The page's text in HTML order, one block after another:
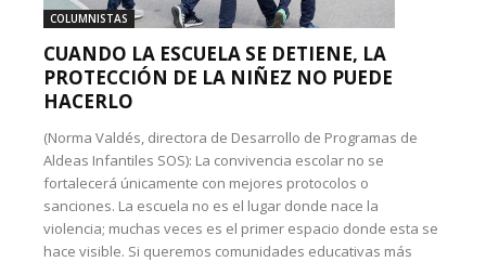
COLUMNISTAS
CUANDO LA ESCUELA SE DETIENE, LA
PROTECCIÓN DE LA NIÑEZ NO PUEDE
HACERLO
(Norma Valdés, directora de Desarrollo de Programas de
Aldeas Infantiles SOS): La convivencia escolar no se
fortalecerá únicamente con mejores protocolos o
sanciones. La escuela no es el lugar donde nace la
violencia; muchas veces es el primer espacio donde esta se
hace visible. Si queremos comunidades educativas más